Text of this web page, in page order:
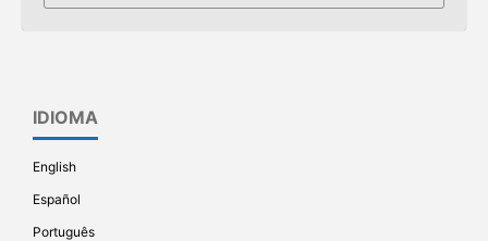
IDIOMA
English
Español
Português